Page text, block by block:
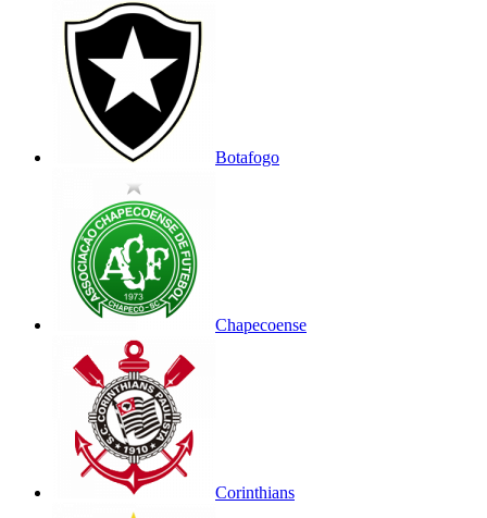
Botafogo
Chapecoense
Corinthians